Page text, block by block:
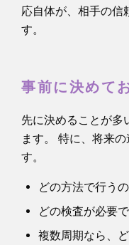
応自体が、相手の信
す。
事前に決めて
先に決めることが多
ます。 特に、将来
す。
どの方法で行うの
どの検査が必要
複数周期なら、